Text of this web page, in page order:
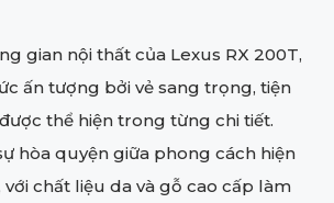
gian nội thất của Lexus RX 200T,
ấn tượng bởi vẻ sang trọng, tiện
thể hiện trong từng chi tiết.
hòa quyện giữa phong cách hiện
với chất liệu da và gỗ cao cấp làm